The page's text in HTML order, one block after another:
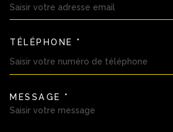
TÉLÉPHONE *
MESSAGE *